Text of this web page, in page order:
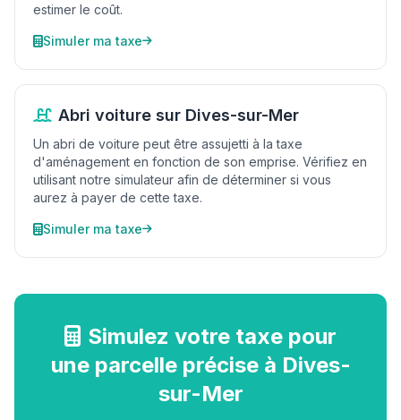
estimer le coût.
Simuler ma taxe
Abri voiture sur Dives-sur-Mer
Un abri de voiture peut être assujetti à la taxe
d'aménagement en fonction de son emprise. Vérifiez en
utilisant notre simulateur afin de déterminer si vous
aurez à payer de cette taxe.
Simuler ma taxe
Simulez votre taxe pour
une parcelle précise à Dives-
sur-Mer